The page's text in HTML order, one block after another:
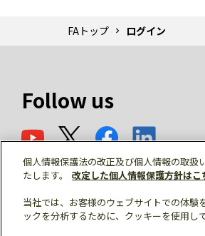
FAトップ ログイン
Follow us
© Mitsubishi Electric Corporation
個人情報保護法の改正及び個人情報の取扱
たします。
改定した個人情報保護方針はこ
当社では、お客様のウェブサイトでの体験
ックを分析するために、クッキーを使用し